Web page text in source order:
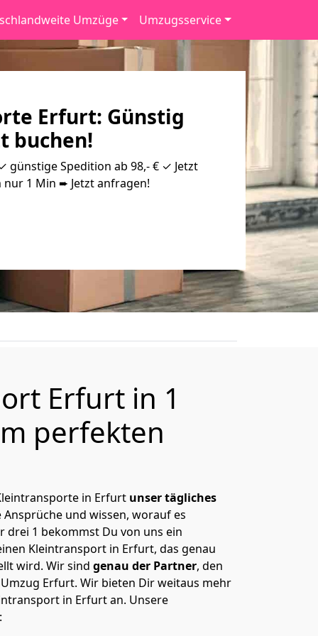
Umzüge Umzugsservice
Erfurt: Günstig
buchen!
Spedition ab 98,- € ✓ Jetzt
1 Min ➨ Jetzt anfragen!
Erfurt in 1
perfekten
in Erfurt unser tägliches
Ansprüche und wissen, worauf es
1 bekommst Du von uns ein
Kleintransport in Erfurt, das genau
wird. Wir sind genau der Partner, den
Erfurt. Wir bieten Dir weitaus mehr
in Erfurt an. Unsere